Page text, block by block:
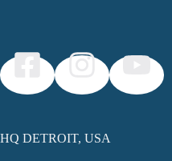
HQ DETROIT, USA